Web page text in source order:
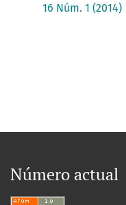
16 Núm. 1 (2014)
Número actual